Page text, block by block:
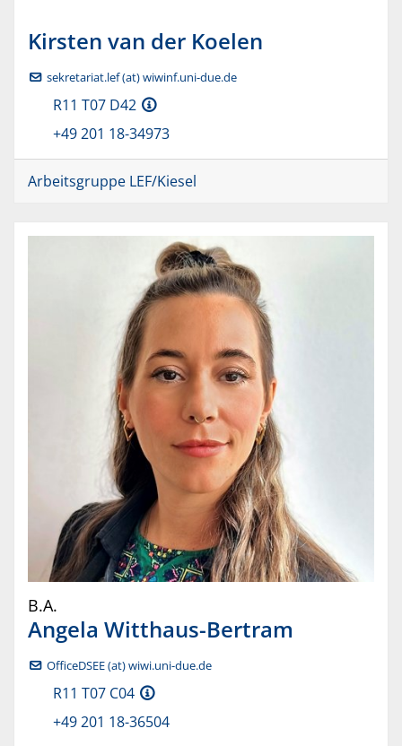
Kirsten van der Koelen
sekretariat.lef (at) wiwinf.uni-due.de
R11 T07 D42
+49 201 18-34973
Arbeitsgruppe LEF/Kiesel
B.A.
Angela Witthaus-Bertram
OfficeDSEE (at) wiwi.uni-due.de
R11 T07 C04
+49 201 18-36504